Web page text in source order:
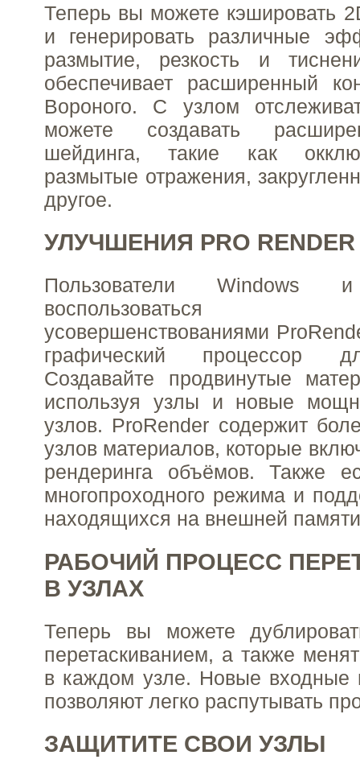
Теперь вы можете кэшировать
и генерировать различные
размытие, резкость и
обеспечивает расширенный
Вороного. С узлом
можете создавать
шейдинга, такие как
размытые отражения,
другое.
УЛУЧШЕНИЯ PRO RENDER
Пользователи
воспользоваться
усовершенствованиями
графический процессор
Создавайте продвинутые
используя узлы и новые
узлов. ProRender содержит
узлов материалов, которые
рендеринга объёмов. Также
многопроходного режима и
находящихся на внешней
РАБОЧИЙ ПРОЦЕСС
В УЗЛАХ
Теперь вы можете
перетаскиванием, а также
в каждом узле. Новые входные
позволяют легко распутывать
ЗАЩИТИТЕ СВОИ УЗЛЫ